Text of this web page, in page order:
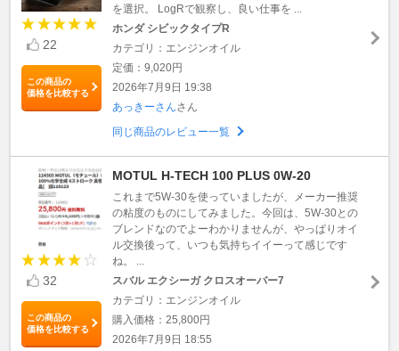
22
この商品の
価格を比較する
を選択。 LogRで観察し、良い仕事を ...
ホンダ シビックタイプR
カテゴリ：エンジンオイル
定価：9,020円
2026年7月9日 19:38
あっきーさんさん
同じ商品のレビュー一覧
32
この商品の
価格を比較する
MOTUL H-TECH 100 PLUS 0W-20
これまで5W-30を使っていましたが、メーカー推奨
の粘度のものにしてみました。今回は、5W-30との
ブレンドなのでよーわかりませんが、やっぱりオイ
ル交換後って、いつも気持ちイイーって感じです
ね。 ...
スバル エクシーガ クロスオーバー7
カテゴリ：エンジンオイル
購入価格：25,800円
2026年7月9日 18:55